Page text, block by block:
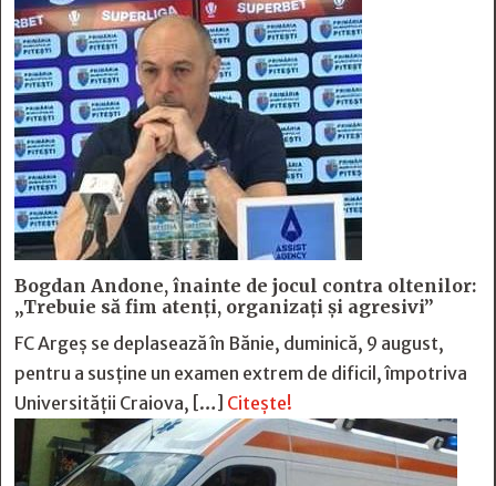
Bogdan Andone, înainte de jocul contra oltenilor:
„Trebuie să fim atenți, organizați și agresivi”
FC Argeș se deplasează în Bănie, duminică, 9 august,
pentru a susține un examen extrem de dificil, împotriva
Universității Craiova, […] Citește!